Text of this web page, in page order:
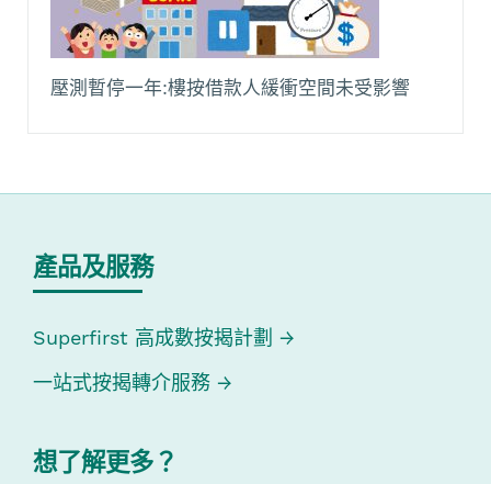
壓測暫停一年:樓按借款人緩衝空間未受影響
產品及服務
Superfirst 高成數按揭計劃
一站式按揭轉介服務
想了解更多？